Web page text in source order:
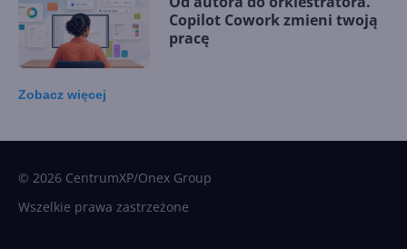
Copilot Cowork zmieni twoją
pracę
Zobacz więcej
© 2026 CentrumXP/Onex Group
Wszelkie prawa zastrzeżone